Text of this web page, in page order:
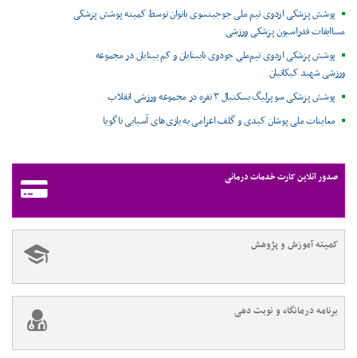
پوشش پزشکی اردوی تیم ملی جوجیتسوی بانوان توسط کمیته پوشش پزشکی
مساابقات فدراسیون پزشکی ورزشی
پوشش پزشکی اردوی تیم‌ملی جودوی نابینایان و کم بینایان در مجموعه
ورزشی شهید کبکانیان
پوشش پزشکی سوپرلیگ بسکتبال ۳ نفره در مجموعه ورزشی انقلاب
معاینات ملی پوشان کبدی و گلف اعزامی به بازی‌های آسیایی ناگویا
صدور آنلاین کارت خدمات درمانی
کمیته آموزش و پژوهش
برنامه درمانگاه و نوبت دهی